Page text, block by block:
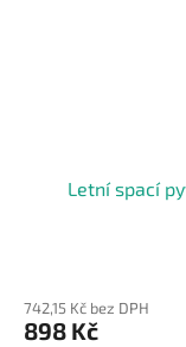
Letní spací
742,15 Kč bez DPH
898 Kč